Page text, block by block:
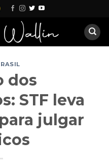
dos
STF leva
julgar